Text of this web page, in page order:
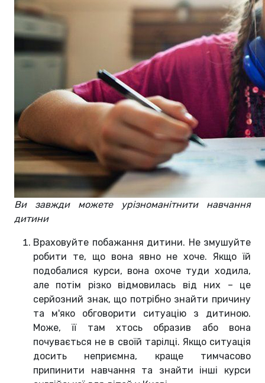
Ви завжди можете урізноманітнити навчання
дитини
Враховуйте побажання дитини. Не змушуйте
робити те, що вона явно не хоче. Якщо їй
подобалися курси, вона охоче туди ходила,
але потім різко відмовилась від них – це
серйозний знак, що потрібно знайти причину
та м'яко обговорити ситуацію з дитиною.
Може, її там хтось образив або вона
почувається не в своїй тарілці. Якщо ситуація
досить неприємна, краще тимчасово
припинити навчання та знайти інші курси